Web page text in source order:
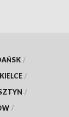
/
KIELCE /
/
/